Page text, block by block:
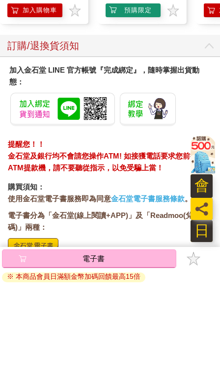
超自然的力量，才能同時造成這麼多龍捲風。」
「不，所謂『雲從龍，風從虎』，雲氣圍繞著龍，龍能吐出雷
「不過我可以斬釘截鐵的告訴你們，這一定跟白虎有關。」
「『天之四靈』中的白虎嗎？」丹青問。
（摘錄自〈第一章 妖風狂襲全球〉）
加入購物車 預購限定
訂購/退換貨須知
加入金石堂 LINE 官方帳號『完成綁定』，隨時掌握出貨動
態：
提醒您！！
金石堂及銀行均不會請您操作ATM! 如接獲電話要求您前往
ATM提款機，請不要聽從指示，以免受騙上當！
購買須知：
使用金石堂電子書服務即為同意金石堂電子書服務條款。
電子書分為「金石堂(線上閱讀+APP)」及「Readmoo(兌換
碼)」兩種：
將儲存於會員中心→電子書服務「我的e書櫃」，點選線上
閱讀直接開啟閱讀。
線上閱讀：
電子書
※ 本商品會員日滿額金幣加碼回饋最高15倍
日
員
會